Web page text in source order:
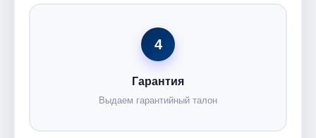
4
Гарантия
Выдаем гарантийный талон